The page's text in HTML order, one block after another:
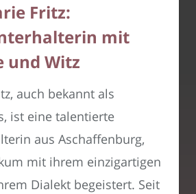
Fritz:
mit
und Witz
auch bekannt als
ist eine talentierte
aus Aschaffenburg,
mit ihrem einzigartigen
Dialekt begeistert. Seit